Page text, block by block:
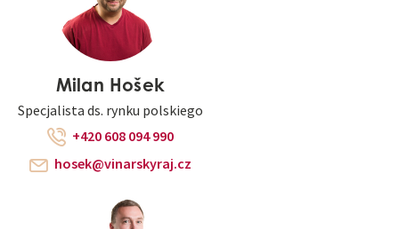
Milan Hošek
Specjalista ds. rynku polskiego
+420 608 094 990
hosek@vinarskyraj.cz